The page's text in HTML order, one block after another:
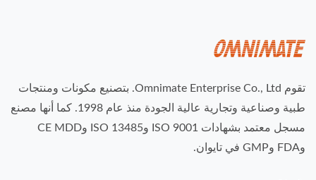
تقوم Omnimate Enterprise Co., Ltd. بتصنيع مكونات ومنتجات
طبية وصناعية وتجارية عالية الجودة منذ عام 1998. كما أنها مصنع
مسجل معتمد بشهادات ISO 9001 وISO 13485 وCE MDD
وFDA وGMP في تايوان.